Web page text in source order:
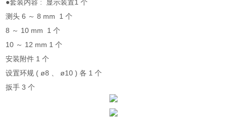
●套装内容 : 显示装置1 个
测头 6 ～ 8 mm 1 个
8 ～ 10 mm 1 个
10 ～ 12 mm 1 个
安装附件 1 个
设置环规 ( ø8 、 ø10 ) 各 1 个
扳手 3 个